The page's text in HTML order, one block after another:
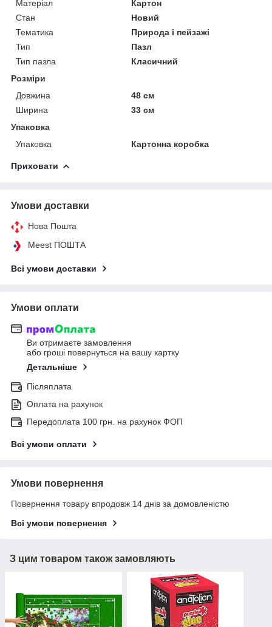
Матеріал
Картон
Стан
Новий
Тематика
Природа і пейзажі
Тип
Пазл
Тип пазла
Класичний
Розміри
Довжина
48 см
Ширина
33 см
Упаковка
Упаковка
Картонна коробка
Приховати
Умови доставки
Нова Пошта
Meest ПОШТА
Всі умови доставки
Умови оплати
Ви отримаєте замовлення
або гроші повернуться на вашу картку
Детальніше
Післяплата
Оплата на рахунок
Передоплата 100 грн. на рахунок ФОП
Всі умови оплати
Умови повернення
Повернення товару впродовж 14 днів за домовленістю
Всі умови повернення
З цим товаром також замовляють